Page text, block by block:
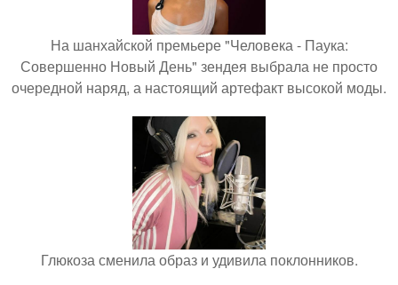
На шанхайской премьере "Человека - Паука:
Совершенно Новый День" зендея выбрала не просто
очередной наряд, а настоящий артефакт высокой моды.
Глюкоза сменила образ и удивила поклонников.